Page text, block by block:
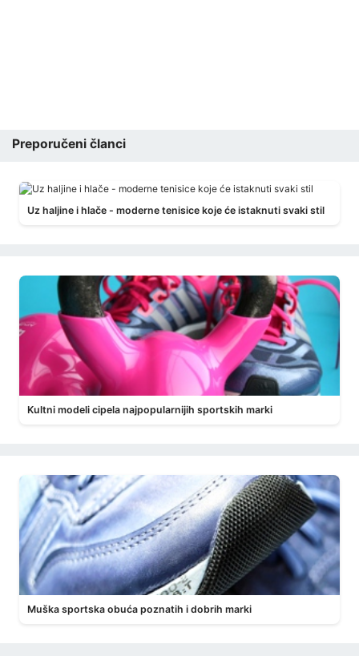
Preporučeni članci
Uz haljine i hlače - moderne tenisice koje će istaknuti svaki stil
Kultni modeli cipela najpopularnijih sportskih marki
Muška sportska obuća poznatih i dobrih marki